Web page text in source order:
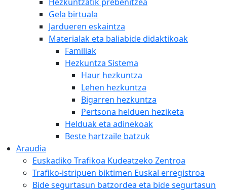
Gela birtuala
Jardueren eskaintza
Materialak eta baliabide didaktikoak
Familiak
Hezkuntza Sistema
Haur hezkuntza
Lehen hezkuntza
Bigarren hezkuntza
Pertsona helduen heziketa
Helduak eta adinekoak
Beste hartzaile batzuk
Araudia
Euskadiko Trafikoa Kudeatzeko Zentroa
Trafiko-istripuen biktimen Euskal erregistroa
Bide segurtasun batzordea eta bide segurtasun